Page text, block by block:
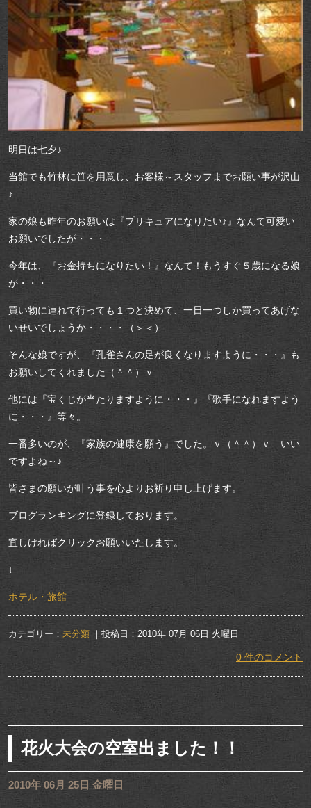
明日は七夕♪
当館でも竹林に笹を用意し、お客様～スタッフまでお願い事が沢山
♪
家の娘も昨年のお願いは『プリキュアになりたい♪』なんて可愛い
お願いでしたが・・・
今年は、『お金持ちになりたい！』なんて！もうすぐ５歳になる娘
が・・・
買い物に連れて行っても１つと決めて、一日一つしか買ってあげな
いせいでしょうか・・・・（＞＜）
そんな娘ですが、『孔雀さんの足が良くなりますように・・・』も
お願いしてくれました（＾＾）ｖ
他には『宝くじが当たりますように・・・』『歌手になれますよう
に・・・』等々。
一番多いのが、『家族の健康を願う』でした。ｖ（＾＾）ｖ いい
ですよね～♪
皆さまの願いが叶う事を心よりお祈り申し上げます。
ブログランキングに登録しております。
宜しければクリックお願いいたします。
↓
ホテル・旅館
カテゴリー： 未分類 ｜投稿日：2010年 07月 06日 火曜日
0 件のコメント
花火大会の空室出ました！！
2010年 06月 25日 金曜日